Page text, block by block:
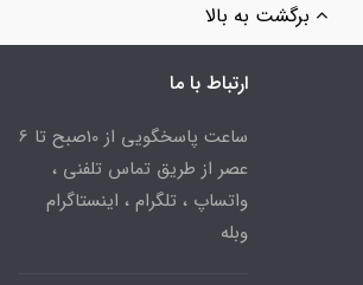
برگشت به بالا
ارتباط با ما
ساعت پاسخگویی از 10صبح تا 6
عصر از طریق تماس تلفنی ،
واتساپ ، تلگرام ، اینستاگرام
وبله